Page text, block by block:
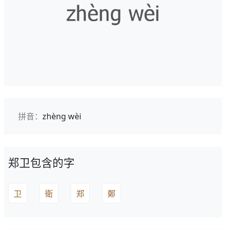
拼音： zhèng wèi
郑卫包含的字
卫 衛 郑 鄭